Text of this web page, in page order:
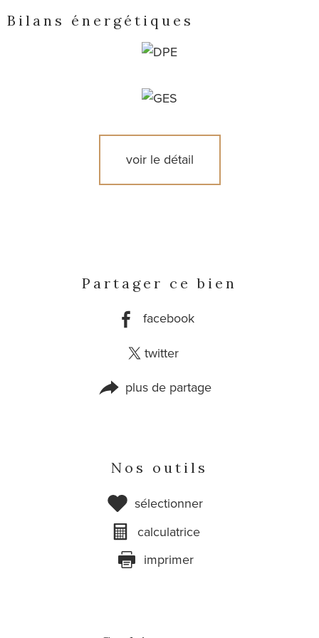
Bilans énergétiques
voir le détail
Partager ce bien
facebook
twitter
plus de partage
Nos outils
sélectionner
calculatrice
imprimer